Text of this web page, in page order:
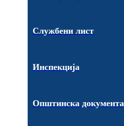
Службени лист
Инспекција
Општинска документа